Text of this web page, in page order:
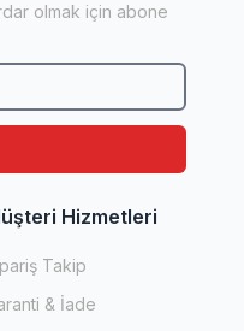
olmak için abone
Hizmetleri
Takip
& İade